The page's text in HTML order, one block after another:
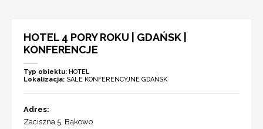
HOTEL 4 PORY ROKU | GDAŃSK |
KONFERENCJE
Typ obiektu: HOTEL
Lokalizacja: SALE KONFERENCYJNE GDAŃSK
Adres:
Zaciszna 5, Bąkowo